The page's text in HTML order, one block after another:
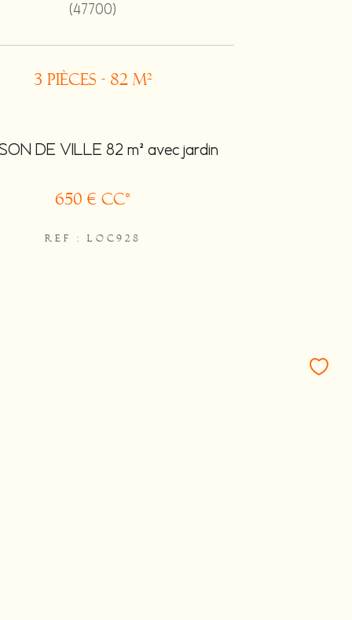
(47700)
3 pièces - 82 m²
DE VILLE 82 m² avec jardin
650 € CC*
REF : LOC928